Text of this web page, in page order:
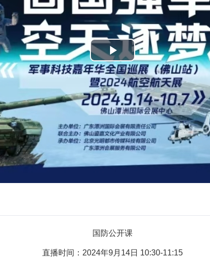
播
放
视
频
国防公开课
直播时间：2024年9月14日 10:30-11:15